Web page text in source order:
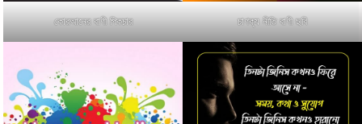
কোরআনের বাণী পিকচার চাণক্য নীতি বাণী ছবি